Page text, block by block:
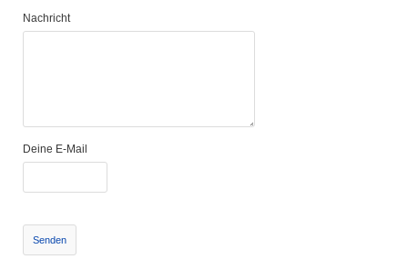
Nachricht
Deine E-Mail
Senden